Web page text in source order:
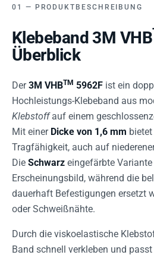
PRODUKTBESCHREIBUNG
Klebeband 3M VHB
Überblick
Der3M VHBTM 5962F ist ein
Hochleistungs-Klebeband aus
Klebstoffauf einem
Mit einer Dicke von 1,6 mm
Tragfähigkeit, auch auf
Die Schwarz eingefärbte
Erscheinungsbild, während die
dauerhaft Befestigungen ersetzt
oder Schweißnähte.
Durch die viskoelastische
Band schnell verkleben und